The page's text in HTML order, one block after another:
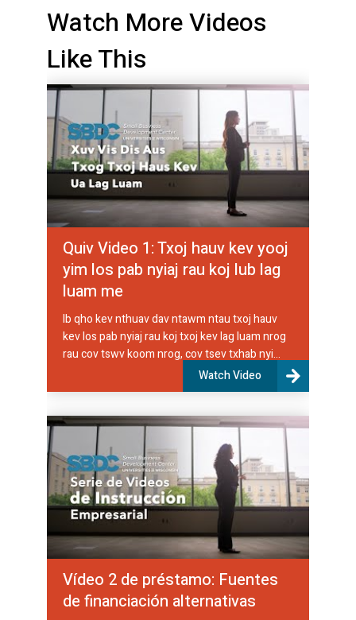
Watch More Videos
Like This
Quiv Video 1: Txoj hauv kev yooj
yim los pab nyiaj rau koj lub lag
luam me
Ib qho kev nthuav dav ntawm ntau txoj hauv
kev los pab nyiaj rau koj txoj kev lag luam nrog
rau cov tswv koom nrog, cov tsev txhab nyi...
Watch Video
Vídeo 2 de préstamo: Fuentes
de financiación alternativas